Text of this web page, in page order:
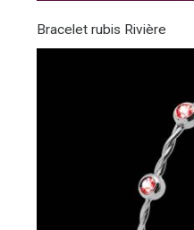
Bracelet rubis Rivière